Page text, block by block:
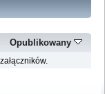
Opublikowany